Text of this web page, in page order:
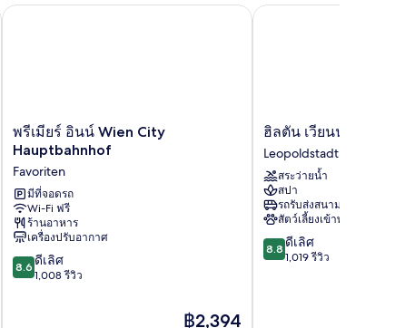
พรีเมียร์
อินน์
Wien
City
Hauptbahnhof
Favoriten
พรีเมียร์ อินน์ Wien City
Hauptbahnhof
Favoriten
มีที่จอดรถ
Wi-Fi ฟรี
ร้านอาหาร
เครื่องปรับอากาศ
8.6
จาก
8.6 ดีเลิศ
1,008 รีวิว
ราคา
฿2,394
พรีเมียร์ อินน์ Wien City Hauptbahnhof
ฮิล
ตัน
เวียนนา
วอ
เท
อร์ฟ
รอน
ต์
Leopoldstadt
ฮิลตัน เวียนนา วอเทอ
Leopoldstadt
สระว่ายน้ำ
สปา
รถรับส่งสนามบิน
สัตว์เลี้ยงเข้าพักได้
8.8
จาก
8.8 ดีเลิศ
1,019 รีวิว
ฮิลตัน เวียนนา วอเทอร์